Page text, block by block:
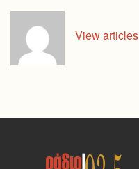
View articles